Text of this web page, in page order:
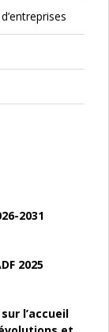
2031
2025
l’accueil